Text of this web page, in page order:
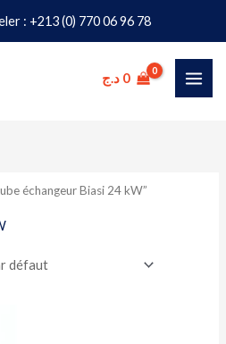
: +213 (0) 770 06 96 78
0 د.ج
échangeur Biasi 24 kW”